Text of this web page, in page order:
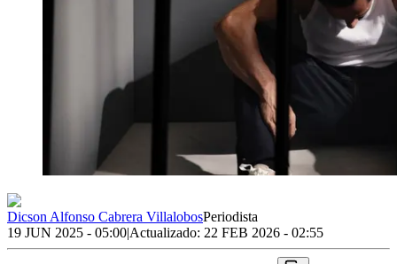
Dicson Alfonso Cabrera VillalobosPeriodista
19 JUN 2025 - 05:00|Actualizado: 22 FEB 2026 - 02:55